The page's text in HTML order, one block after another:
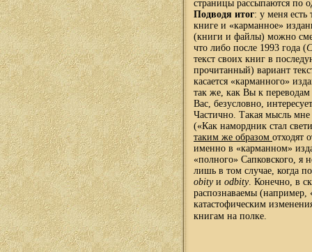
страницы рассыпаются по
Подводя итог: у меня
книге и «карманное»
(книги и файлы) можно
что либо после 1993 года (
текст своих книг в
прочитанный) вариант
касается «карманного»
так же, как Вы к
Вас, безусловно,
Частично. Такая мысль
(«Как намордник стал
таким же образом отходят
именно в «карманном»
«полного» Сапковского, я
лишь в том случае, когда
obity и odbity. Конечно, в
распознаваемы (например,
катастофическим
книгам на полке.